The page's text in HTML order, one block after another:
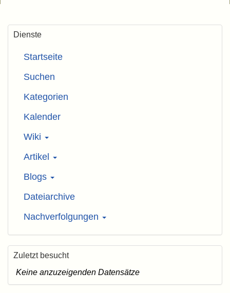
Dienste
Startseite
Suchen
Kategorien
Kalender
Wiki
Artikel
Blogs
Dateiarchive
Nachverfolgungen
Zuletzt besucht
Keine anzuzeigenden Datensätze